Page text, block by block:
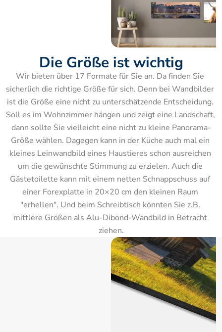
Die Größe ist wichtig
Wir bieten über 17 Formate für Sie an. Da finden Sie
sicherlich die richtige Größe für sich. Denn bei Wandbilder
ist die Größe eine nicht zu unterschätzende Entscheidung.
Soll es im Wohnzimmer hängen und zeigt eine Landschaft,
dann sollte Sie vielleicht eine nicht zu kleine Panorama-
Größe wählen. Dagegen kann in der Küche auch mal ein
kleines Leinwandbild eines Haustieres schon ausreichen
um die gewünschte Stimmung zu erzielen. Auch die
Gästetoilette kann mit einem netten Schnappschuss auf
einer Forexplatte in 20×20 cm den kleinen Raum
"erhellen". Und beim Schreibtisch könnten Sie z.B.
mittlere Größen als Alu-Dibond-Wandbild in Betracht
ziehen.